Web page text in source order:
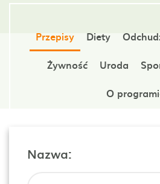
Przepisy Diety
Żywność
Uroda
O
Nazwa: